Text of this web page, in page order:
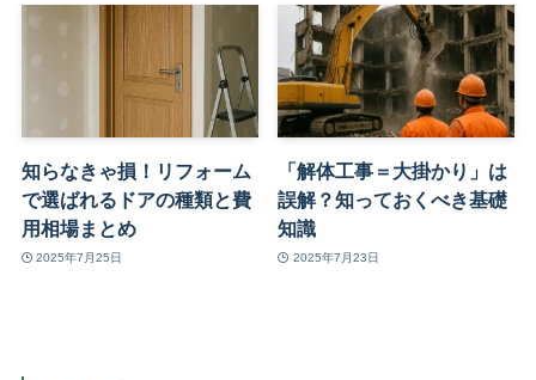
知らなきゃ損！リフォーム
で選ばれるドアの種類と費
用相場まとめ
2025年7月25日
「解体工事＝大掛かり」は
誤解？知っておくべき基礎
知識
2025年7月23日